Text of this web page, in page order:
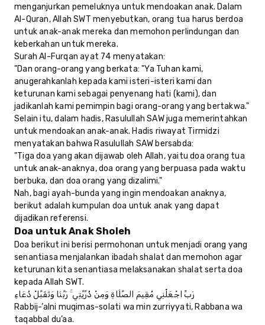
menganjurkan pemeluknya untuk mendoakan anak. Dalam
Al-Quran, Allah SWT menyebutkan, orang tua harus berdoa
untuk anak-anak mereka dan memohon perlindungan dan
keberkahan untuk mereka.
Surah Al-Furqan ayat 74 menyatakan:
"Dan orang-orang yang berkata: "Ya Tuhan kami,
anugerahkanlah kepada kami isteri-isteri kami dan
keturunan kami sebagai penyenang hati (kami), dan
jadikanlah kami pemimpin bagi orang-orang yang bertakwa."
Selain itu, dalam hadis, Rasulullah SAW juga memerintahkan
untuk mendoakan anak-anak. Hadis riwayat Tirmidzi
menyatakan bahwa Rasulullah SAW bersabda:
"Tiga doa yang akan dijawab oleh Allah, yaitu doa orang tua
untuk anak-anaknya, doa orang yang berpuasa pada waktu
berbuka, dan doa orang yang dizalimi."
Nah, bagi ayah-bunda yang ingin mendoakan anaknya,
berikut adalah kumpulan doa untuk anak yang dapat
dijadikan referensi.
Doa untuk Anak Sholeh
Doa berikut ini berisi permohonan untuk menjadi orang yang
senantiasa menjalankan ibadah shalat dan memohon agar
keturunan kita senantiasa melaksanakan shalat serta doa
kepada Allah SWT.
رَبِّ اجْعَلْنِي مُقِيمَ الصَّلَاةِ وَمِنْ ذُرِّيَّتِي ۚ رَبَّنَا وَتَقَبَّلْ دُعَاءِ
Rabbij-’alni muqimas-solati wa min zurriyyati, Rabbana wa
taqabbal du’aa.